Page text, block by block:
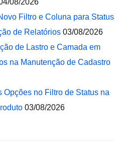
08/2026
Filtro e Coluna para Status
de Relatórios 03/08/2026
de Lastro e Camada em
na Manutenção de Cadastro
Opções no Filtro de Status na
03/08/2026